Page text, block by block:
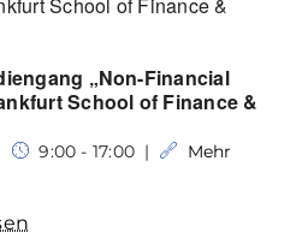
„Non-Financial
School of Finance &
9:00 - 17:00 |
Mehr